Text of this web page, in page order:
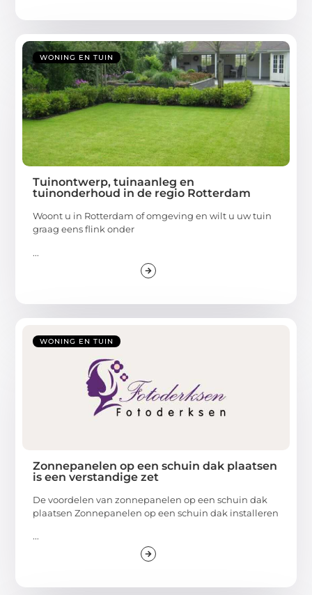
WONING EN TUIN
Tuinontwerp, tuinaanleg en
tuinonderhoud in de regio Rotterdam
Woont u in Rotterdam of omgeving en wilt u uw tuin
graag eens flink onder
...
WONING EN TUIN
Zonnepanelen op een schuin dak plaatsen
is een verstandige zet
De voordelen van zonnepanelen op een schuin dak
plaatsen Zonnepanelen op een schuin dak installeren
...